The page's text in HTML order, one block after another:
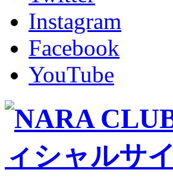
ホームタウン
コラム
その他
TEAM
2026/27トップチーム
2026/27トップチームスタッフ
バモス
チアダンススクール
ボランティアチーム「
ビクトリーロード
HOMEGAME
観戦ルール＆マナー
Instagram
Facebook
YouTube